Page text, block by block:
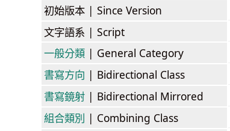
初始版本 | Since Version
文字語系 | Script
一般分類 | General Category
書寫方向 | Bidirectional Class
書寫鏡射 | Bidirectional Mirrored
組合類別 | Combining Class